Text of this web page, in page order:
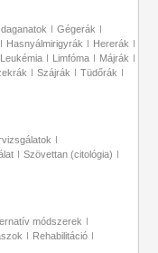
Gégerák
Hasnyálmirigyrák
Hererák
Leukémia Limfóma
Májrák
Szájrák
Tüdőrák
Szövettan (citológia)
módszerek
Rehabilitáció